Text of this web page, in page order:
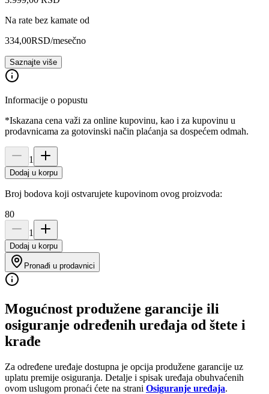
Na rate bez kamate od
334,00RSD/mesečno
Saznajte više
Informacije o popustu
*Iskazana cena važi za online kupovinu, kao i za kupovinu u
prodavnicama za gotovinski način plaćanja sa dospećem odmah.
1
Dodaj u korpu
Broj bodova koji ostvarujete kupovinom ovog proizvoda:
80
1
Dodaj u korpu
Pronađi u prodavnici
Mogućnost produžene garancije ili
osiguranje određenih uređaja od štete i
krađe
Za određene uređaje dostupna je opcija produžene garancije uz
uplatu premije osiguranja. Detalje i spisak uređaja obuhvaćenih
ovom uslugom pronaći ćete na strani Osiguranje uređaja.